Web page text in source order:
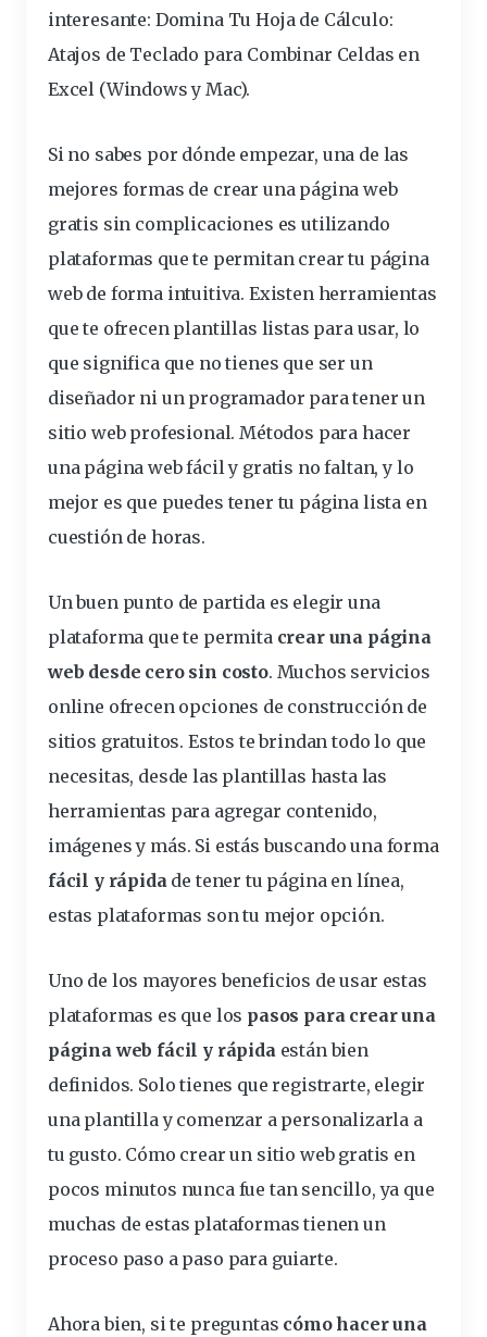
interesante: Domina Tu Hoja de Cálculo:
Atajos de Teclado para Combinar Celdas en
Excel (Windows y Mac).
Si no sabes por dónde empezar, una de las
mejores formas de crear una página web
gratis sin complicaciones esutilizando
plataformas que te permitan crear tu página
web de forma intuitiva. Existen herramientas
que te ofrecen plantillas listas para usar, lo
que significa que no tienes que ser un
diseñador ni un programador para tener un
sitio web profesional.Métodos para hacer
una página web fácil y gratis no faltan, y lo
mejor es que puedes tener tu página lista en
cuestión de horas.
Un buen punto de partida es elegir una
plataforma que te permita crear una página
web desde cero sin costo. Muchos servicios
online ofrecen opciones de construcciónde
sitios gratuitos. Estos te brindan todo lo que
necesitas, desde las plantillas hasta las
herramientas para agregar contenido,
imágenes y más. Si estás buscando una forma
fácil y rápidade tener tu página en línea,
estas plataformas son tu mejor opción.
Uno de los mayoresbeneficios de usar estas
plataformas es que los pasos para crear una
página web fácil y rápidaestán bien
definidos. Solo tienes que registrarte, elegir
una plantilla y comenzar a personalizarla a
tu gusto. Cómo crear un sitio web gratis en
pocos minutos nunca fue tan sencillo, ya que
muchas de estas plataformas tienen un
proceso paso a paso para guiarte.
Ahora bien, si te preguntas cómo hacer una